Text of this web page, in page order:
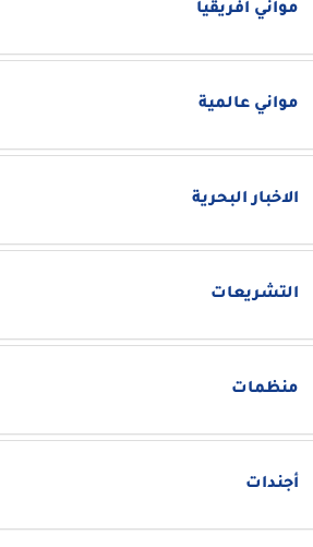
مواني افريقيا
مواني عالمية
الاخبار البحرية
التشريعات
منظمات
أجندات